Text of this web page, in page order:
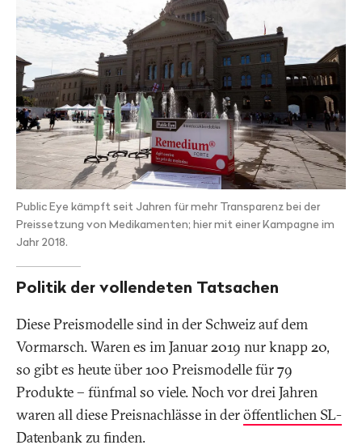
Public Eye kämpft seit Jahren für mehr Transparenz bei der
Preissetzung von Medikamenten; hier mit einer Kampagne im
Jahr 2018.
Politik der vollendeten Tatsachen
Diese Preismodelle sind in der Schweiz auf dem
Vormarsch. Waren es im Januar 2019 nur knapp 20,
so gibt es heute über 100 Preismodelle für 79
Produkte – fünfmal so viele. Noch vor drei Jahren
waren all diese Preisnachlässe in deröffentlichen SL-
Datenbankzu finden.